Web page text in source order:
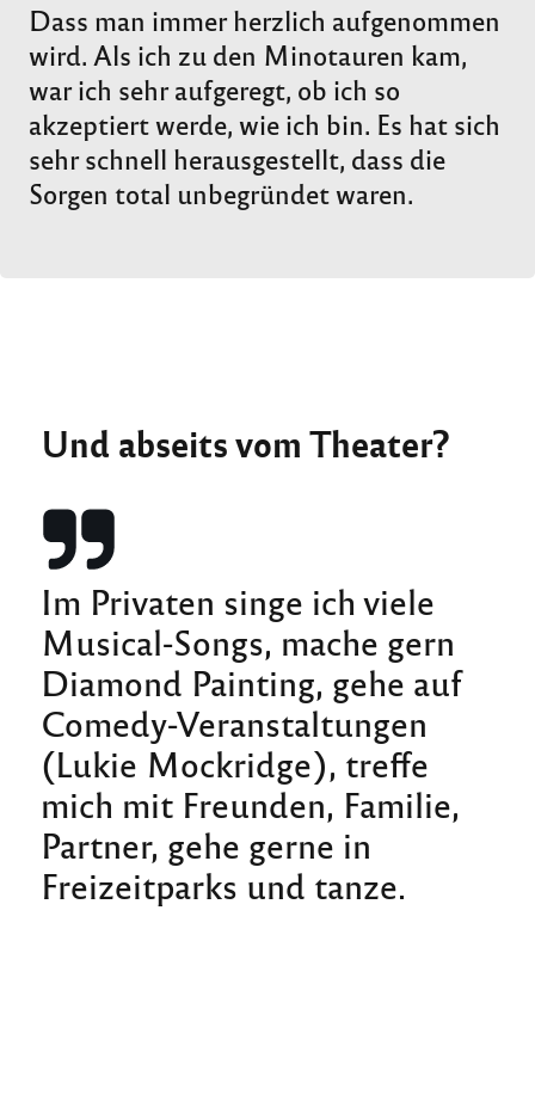
Dass man immer herzlich aufgenommen
wird. Als ich zu den Minotauren kam,
war ich sehr aufgeregt, ob ich so
akzeptiert werde, wie ich bin. Es hat sich
sehr schnell herausgestellt, dass die
Sorgen total unbegründet waren.
Und abseits vom Theater?
Im Privaten singe ich viele
Musical-Songs, mache gern
Diamond Painting, gehe auf
Comedy-Veranstaltungen
(Lukie Mockridge), treffe
mich mit Freunden, Familie,
Partner, gehe gerne in
Freizeitparks und tanze.